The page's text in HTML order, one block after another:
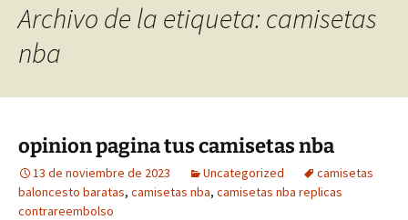
Archivo de la etiqueta: camisetas
nba
opinion pagina tus camisetas nba
13 de noviembre de 2023 Uncategorized
camisetas
baloncesto baratas, camisetas nba, camisetas nba replicas
contrareembolso